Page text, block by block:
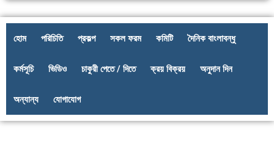
হোম পরিচিতি প্রকল্প সকল ফরম কমিটি দৈনিক বাংলাবন্ধু
কর্মসূচি ভিডিও চাকুরী পেতে / দিতে ক্রয় বিক্রয় অনুদান দিন
অন্যান্য যোগাযোগ